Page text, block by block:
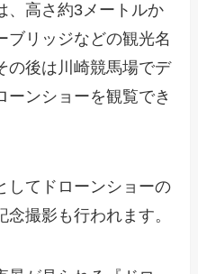
、高さ約3メートルか
ブリッジなどの観光名
の後は川崎競馬場でデ
ーンショーを観覧でき
してドローンショーの
撮影も行われます。